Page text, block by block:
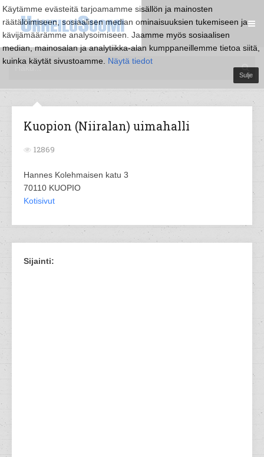
Käytämme evästeitä tarjoamamme sisällön ja mainosten
räätälöimiseen, sosiaalisen median ominaisuuksien tukemiseen ja
kävijämäärämme analysoimiseen. Jaamme myös sosiaalisen
median, mainosalan ja analytiikka-alan kumppaneillemme tietoa siitä,
kuinka käytät sivustoamme. Näytä tiedot
Sulje
Kuopion (Niiralan) uimahalli
12869
Hannes Kolehmaisen katu 3
70110 KUOPIO
Kotisivut
Sijainti: